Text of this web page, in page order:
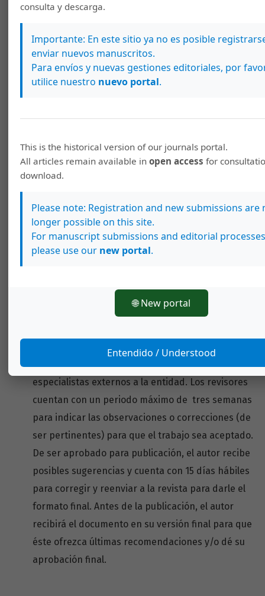
Se exige que el artículo presente información
autores y de la institución donde se realizó la
investigación para ser publicado. No se aceptarán
artículos que no sean originales o que hayan sido
que cada artículo sea entregado con unacartaen
menos por el autor de correspondencia.
El tiempo de respuesta del autor luego de que se
deberá ser de un máximo de diez días hábiles,
después del cual el Comité Editorial podrá aprobar
su publicación o suspender su proceso de edición.
Al enviar el trabajo verifique que cumplió con las
prioridad de recibo los artículos o trabajos, estos
deben contener las normas establecidas para los
positivamente el mérito técnico o científico del
trabajo, éste es enviado para su revisión a dos
especialistas externos a la entidad. Los revisores
cuentan con un periodo máximo de tres semanas
para indicar las observaciones o correcciones (de
ser pertinentes) para que el trabajo sea aceptado.
De ser aprobado para publicación, el autor recibe
posibles sugerencias y cuenta con 15 días hábiles
para corregir y reenviar a la revista para darle el
formato final. Antes de la publicación, el autor
recibirá el documento en su versión final para que
éste ofrezca últimas recomendaciones y/o dé su
aprobación final.
consulta y descarga.
Importante: En este sitio ya no es posible
enviar nuevos manuscritos.
Para envíos y nuevas gestiones editoriales, por
utilice nuestro nuevo portal.
This is the historical version of our journals portal.
All articles remain available in open access for
download.
Please note: Registration and new submissions are
longer possible on this site.
For manuscript submissions and editorial
please use our new portal.
🌐 New portal
Entendido / Understood